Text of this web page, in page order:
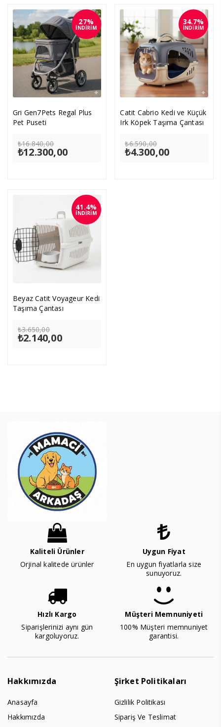
Gri Gen7Pets Regal Plus
Pet Puseti
₺16.840,00Orijinal
fiyat:
₺16.840,00.
₺12.300,00Şu
27%
İNDİRİM
Catit Cabrio Kedi ve Küçük
Irk Köpek Taşıma Çantası
₺6.590,00Orijinal
fiyat:
₺6.590,00.
₺4.300,00Şu
34.7%
İNDİRİM
Beyaz Catit Voyageur Kedi
Taşıma Çantası
₺3.650,00Orijinal
fiyat:
₺3.650,00.
₺2.140,00Şu
41.4%
İNDİRİM
Kaliteli Ürünler
Orjinal kalitede ürünler
Uygun Fiyat
En uygun fiyatlarla size
sunuyoruz.
Hızlı Kargo
Siparişlerinizi aynı gün
kargoluyoruz.
Müşteri Memnuniyeti
100% Müşteri memnuniyet
garantisi.
Hakkımızda
Anasayfa
Hakkımızda
Şirket Politikaları
Gizlilik Politikası
Sipariş Ve Teslimat